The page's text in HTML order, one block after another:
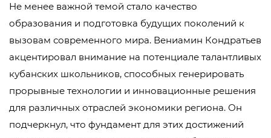
Не менее важной темой стало качество
образования и подготовка будущих поколений к
вызовам современного мира. Вениамин Кондратьев
акцентировал внимание на потенциале талантливых
кубанских школьников, способных генерировать
прорывные технологии и инновационные решения
для различных отраслей экономики региона. Он
подчеркнул, что фундамент для этих достижений